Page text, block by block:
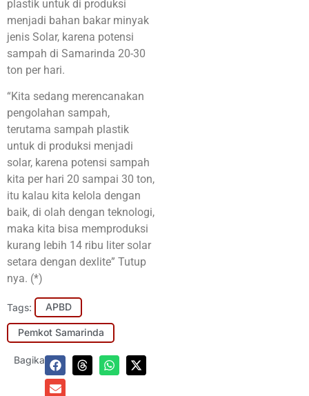
plastik untuk di produksi
menjadi bahan bakar minyak
jenis Solar, karena potensi
sampah di Samarinda 20-30
ton per hari.
“Kita sedang merencanakan
pengolahan sampah,
terutama sampah plastik
untuk di produksi menjadi
solar, karena potensi sampah
kita per hari 20 sampai 30 ton,
itu kalau kita kelola dengan
baik, di olah dengan teknologi,
maka kita bisa memproduksi
kurang lebih 14 ribu liter solar
setara dengan dexlite” Tutup
nya. (*)
Tags: APBD
Pemkot Samarinda
Bagikan: